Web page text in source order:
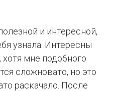
и интересной,
узнала. Интересны
мне подобного
сложновато, но это
раскачало. После